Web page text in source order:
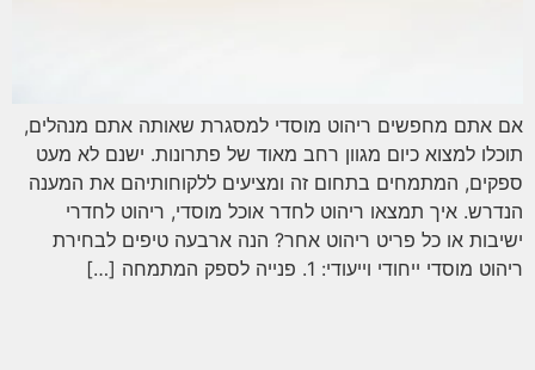
אם אתם מחפשים ריהוט מוסדי למסגרת שאותה אתם מנהלים,
תוכלו למצוא כיום מגוון רחב מאוד של פתרונות. ישנם לא מעט
ספקים, המתמחים בתחום זה ומציעים ללקוחותיהם את המענה
הנדרש. איך תמצאו ריהוט לחדר אוכל מוסדי, ריהוט לחדרי
ישיבות או כל פריט ריהוט אחר? הנה ארבעה טיפים לבחירת
ריהוט מוסדי ייחודי וייעודי: 1. פנייה לספק המתמחה […]